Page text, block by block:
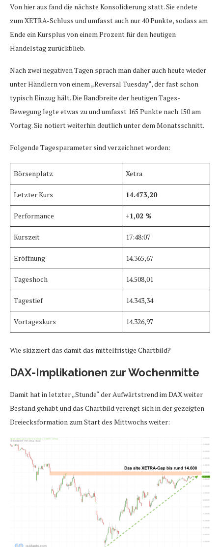
Von hier aus fand die nächste Konsolidierung statt. Sie endete
zum XETRA-Schluss und umfasst auch nur 40 Punkte, sodass am
Ende ein Kursplus von einem Prozent für den heutigen
Handelstag zurückblieb.
Nach zwei negativen Tagen sprach man daher auch heute wieder
unter Händlern von einem „Reversal Tuesday“, der fast schon
typisch Einzug hält. Die Bandbreite der heutigen Tages-
Bewegung legte etwas zu und umfasst 165 Punkte nach 150 am
Vortag. Sie notiert weiterhin deutlich unter dem Monatsschnitt.
Folgende Tagesparameter sind verzeichnet worden:
Börsenplatz Xetra
Letzter Kurs 14.473,20
Performance +1,02 %
Kurszeit 17:48:07
Eröffnung 14.365,67
Tageshoch 14.508,01
Tagestief 14.343,34
Vortageskurs 14.326,97
Wie skizziert das damit das mittelfristige Chartbild?
DAX-Implikationen zur Wochenmitte
Damit hat in letzter „Stunde“ der Aufwärtstrend im DAX weiter
Bestand gehabt und das Chartbild verengt sich in der gezeigten
Dreiecksformation zum Start des Mittwochs weiter: